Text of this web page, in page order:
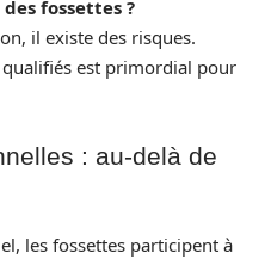
fossettes ?
il existe des risques.
est primordial pour
: au-delà de
les fossettes participent à